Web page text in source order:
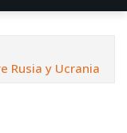
Rusia y Ucrania